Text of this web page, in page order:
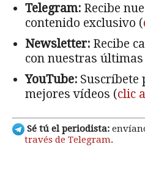
Telegram: Recibe
contenido exclusivo (
Newsletter: Recibe
con nuestras
YouTube: Suscríbete
mejores vídeos (clic
Sé tú el periodista:
través de Telegram.